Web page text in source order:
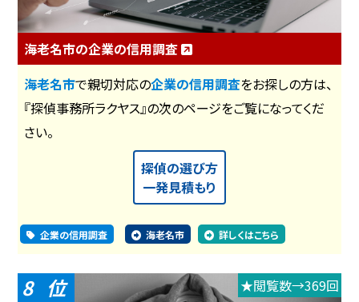
海老名市の企業の信用調査
海老名市で親切対応の企業の信用調査をお探しの方は、
『探偵事務所ラクヤス』の次のページをご覧になってくだ
さい。
探偵の選び方
一発見積もり
企業の信用調査 海老名市 詳しくはこちら
8 ★閲覧数→369回